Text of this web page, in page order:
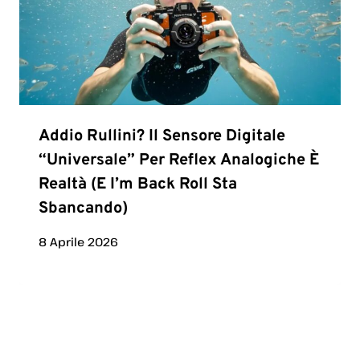
Addio Rullini? Il Sensore Digitale
“universale” Per Reflex Analogiche È
Realtà (e I’m Back Roll Sta
Sbancando)
8 Aprile 2026